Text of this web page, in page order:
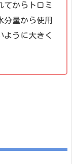
てからトロミ
分量から使用
ように大きく